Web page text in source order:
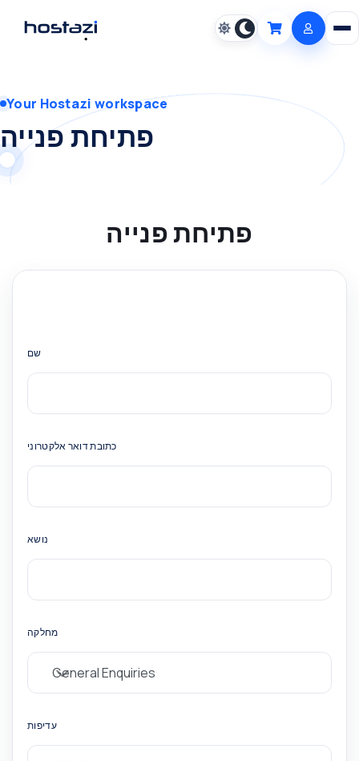
Cart Open
Your Hostazi workspace
פתיחת פנייה
פתיחת פנייה
שם
כתובת דואר אלקטרוני
נושא
מחלקה
עדיפות